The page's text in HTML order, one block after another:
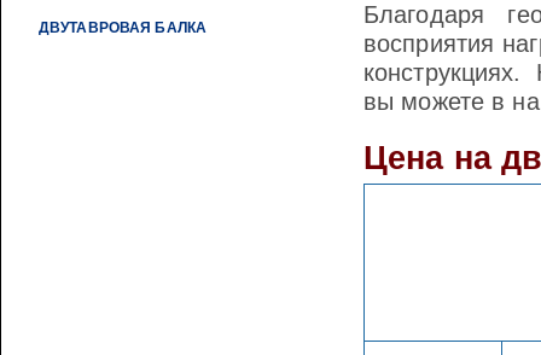
ДВУТАВРОВАЯ БАЛКА
Благодаря
восприятия
вы можете в
Цена на